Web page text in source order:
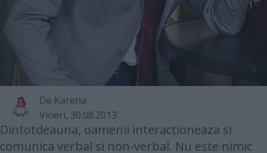
De Karena
Vineri, 30.08.2013
Dintotdeauna, oamenii interactioneaza si
comunica verbal si non-verbal. Nu este nimic